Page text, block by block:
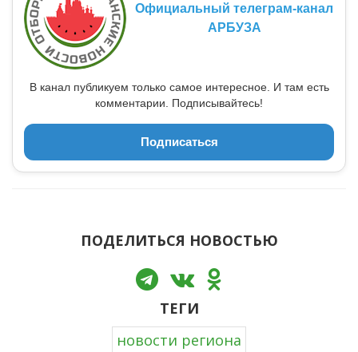
Официальный телеграм-канал
АРБУЗА
В канал публикуем только самое интересное. И там есть
комментарии. Подписывайтесь!
Подписаться
ПОДЕЛИТЬСЯ НОВОСТЬЮ
ТЕГИ
новости региона